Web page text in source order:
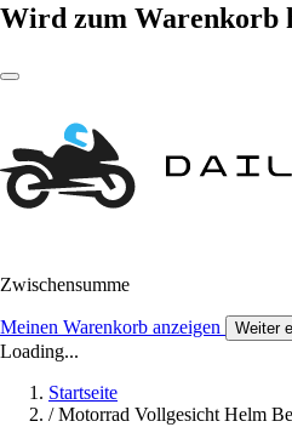
Wird zum Warenkorb
Zwischensumme
Meinen Warenkorb anzeigen Weiter
Loading...
Startseite
/ Motorrad Vollgesicht Helm